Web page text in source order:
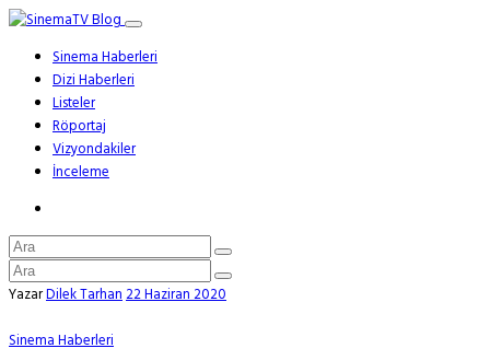
Sinema Haberleri
Dizi Haberleri
Listeler
Röportaj
Vizyondakiler
İnceleme
YazarDilek Tarhan22 Haziran 2020
Sinema Haberleri